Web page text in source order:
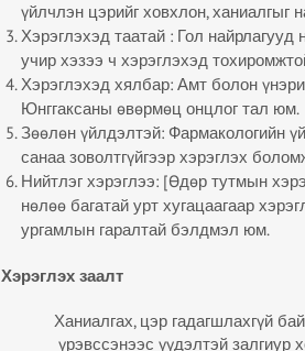
үйлчлэн цэрийг ховхлон, ханиалгыг
Хэрэглэхэд таатай : Гол найрлагууд
учир хэзээ ч хэрэглэхэд
Хэрэглэхэд хялбар: Амт болон
Юнггаксаны өвөрмөц онцлог тал юм.
Зөөлөн үйлдэлтэй: Фармакологийн
санаа зоволтгүйгээр хэрэглэх
Нийтлэг хэрэглээ: [Өдөр тутмын
нөлөө багатай урт хугацаагаар
ургамлын гаралтай бэлдмэл юм.
Хэрэглэх заалт
Ханиалгах, цэр гадагшлахгүй
үрэвссэнээс үүдэлтэй залгиур